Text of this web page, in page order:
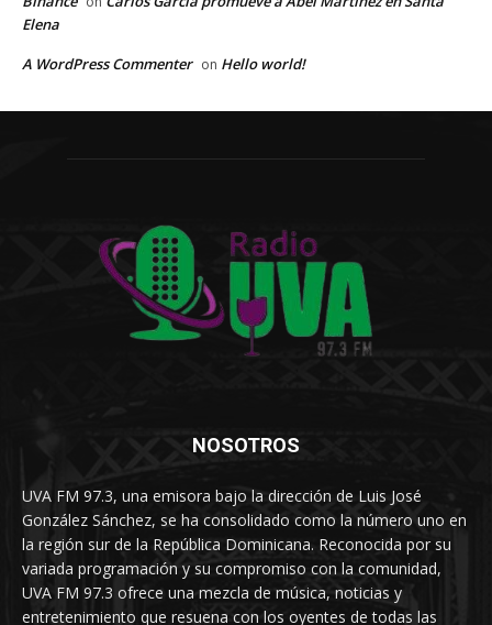
Elena
A WordPress Commenter on Hello world!
NOSOTROS
UVA FM 97.3, una emisora bajo la dirección de Luis José
González Sánchez, se ha consolidado como la número uno en
la región sur de la República Dominicana. Reconocida por su
variada programación y su compromiso con la comunidad,
UVA FM 97.3 ofrece una mezcla de música, noticias y
entretenimiento que resuena con los oyentes de todas las